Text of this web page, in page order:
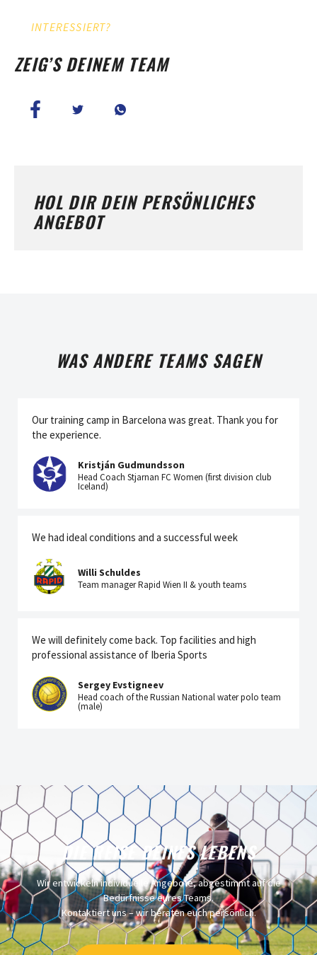
INTERESSIERT?
ZEIG’S DEINEM TEAM
HOL DIR DEIN PERSÖNLICHES
ANGEBOT
WAS ANDERE TEAMS SAGEN
Our training camp in Barcelona was great. Thank you for
the experience.
Kristján Gudmundsson
Head Coach Stjarnan FC Women (first division club
Iceland)
We had ideal conditions and a successful week
Willi Schuldes
Team manager Rapid Wien II & youth teams
We will definitely come back. Top facilities and high
professional assistance of Iberia Sports
Sergey Evstigneev
Head coach of the Russian National water polo team
(male)
DIE REISE DEINES LEBENS
Wir entwickeln individuelle Angebote, abgestimmt auf die
Bedürfnisse eures Teams.
Kontaktiert uns – wir beraten euch persönlich.